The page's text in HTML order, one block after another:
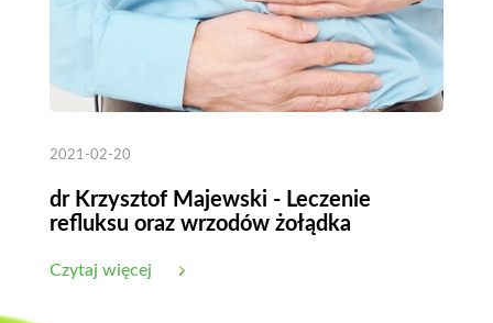
2021-02-20
dr Krzysztof Majewski - Leczenie
refluksu oraz wrzodów żołądka
Czytaj więcej